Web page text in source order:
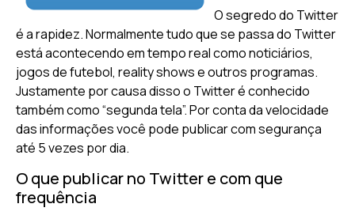
O segredo do Twitter
é a rapidez. Normalmente tudo que se passa do Twitter
está acontecendo em tempo real como noticiários,
jogos de futebol, reality shows e outros programas.
Justamente por causa disso o Twitter é conhecido
também como “segunda tela”. Por conta da velocidade
das informações você pode publicar com segurança
até 5 vezes por dia.
O que publicar no Twitter e com que
frequência